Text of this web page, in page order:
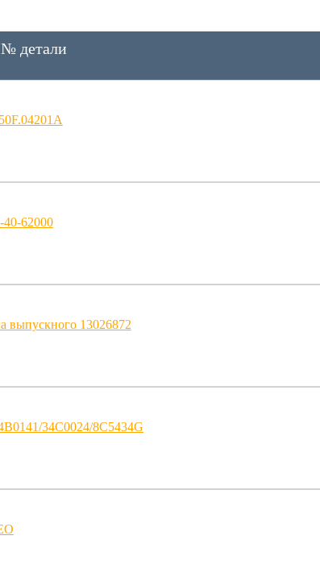
детали
62000
выпускного 13026872
34C0024/8C5434G